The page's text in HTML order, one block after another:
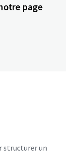
page
structurer un